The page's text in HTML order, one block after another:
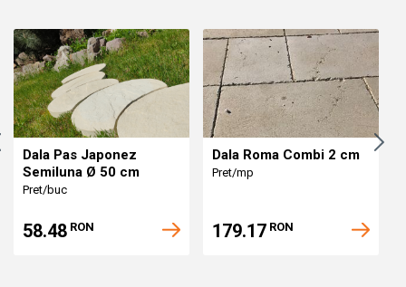
Dala Pas Japonez
Semiluna Ø 50 cm
Pret/buc
58.48 RON
Dala Roma Combi 2 cm
Pret/mp
179.17 RON